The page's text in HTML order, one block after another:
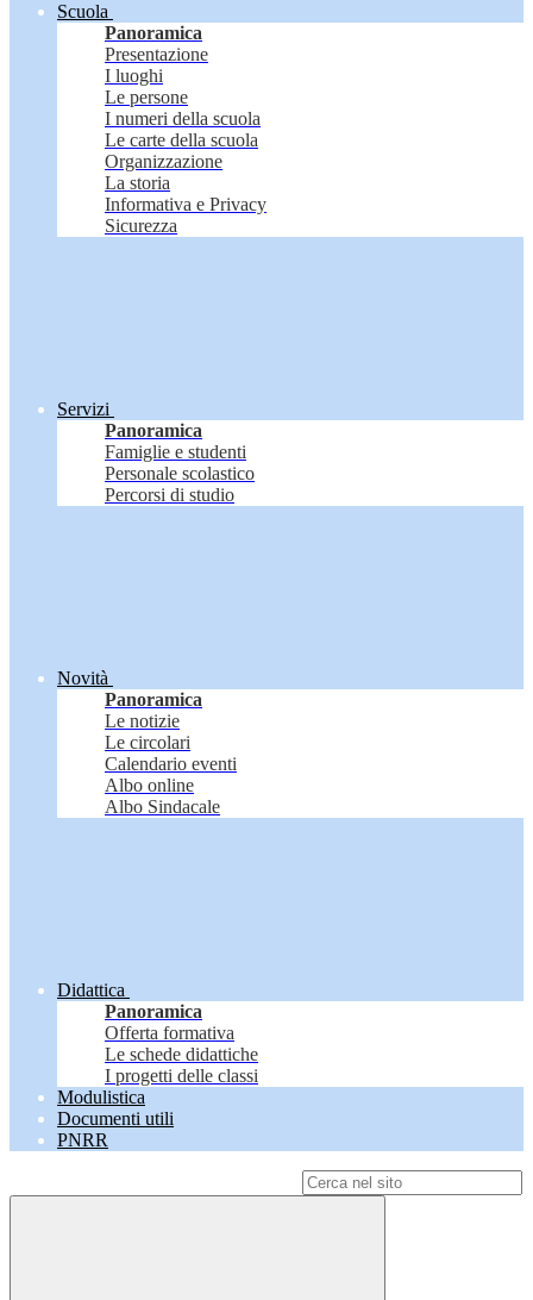
Scuola
Panoramica
Presentazione
I luoghi
Le persone
I numeri della scuola
Le carte della scuola
Organizzazione
La storia
Informativa e Privacy
Sicurezza
Servizi
Panoramica
Famiglie e studenti
Personale scolastico
Percorsi di studio
Novità
Panoramica
Le notizie
Le circolari
Calendario eventi
Albo online
Albo Sindacale
Didattica
Panoramica
Offerta formativa
Le schede didattiche
I progetti delle classi
Modulistica
Documenti utili
PNRR